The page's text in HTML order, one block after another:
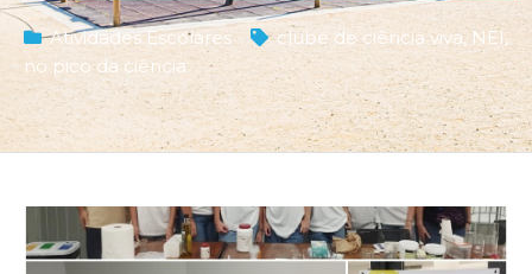
Atividades Escolares clube de ciência viva,NEI,
no pico da ciência